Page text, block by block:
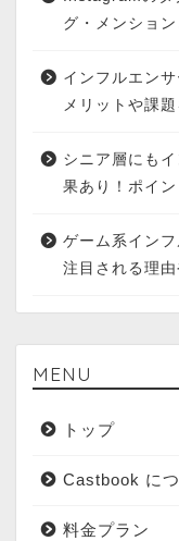
グ・メンショ
インフルエン
メリットや課
シニア層にも
果あり！ポイ
ゲーム系イン
注目される理
MENU
トップ
Castbook に
料金プラン